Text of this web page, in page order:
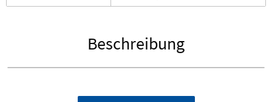
Beschreibung